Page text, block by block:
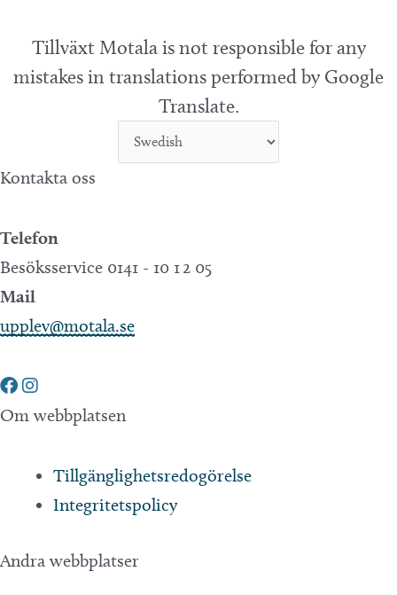
Tillväxt Motala is not responsible for any
mistakes in translations performed by Google
Translate.
Kontakta oss
Telefon
Besöksservice 0141 - 10 1 2 05
Mail
upplev@motala.se
Om webbplatsen
Tillgänglighetsredogörelse
Integritetspolicy
Andra webbplatser